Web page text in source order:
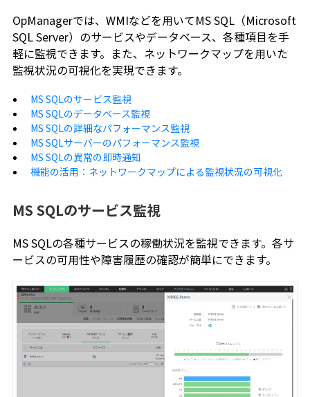
OpManagerでは、WMIなどを用いてMS SQL（Microsoft
SQL Server）のサービスやデータベース、各種項目を手
軽に監視できます。また、ネットワークマップを用いた
監視状況の可視化を実現できます。
MS SQLのサービス監視
MS SQLのデータベース監視
MS SQLの詳細なパフォーマンス監視
MS SQLサーバーのパフォーマンス監視
MS SQLの異常の即時通知
機能の活用：ネットワークマップによる監視状況の可視化
MS SQLのサービス監視
MS SQLの各種サービスの稼働状況を監視できます。各サ
ービスの可用性や障害履歴の確認が簡単にできます。